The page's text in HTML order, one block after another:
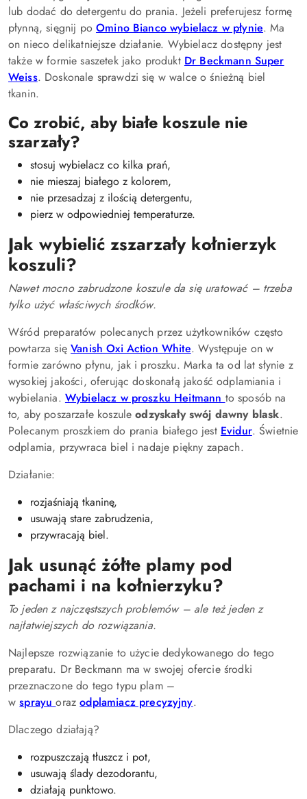
lub dodać do detergentu do prania. Jeżeli preferujesz formę
płynną, sięgnij poOmino Bianco wybielacz w płynie. Ma
on nieco delikatniejsze działanie. Wybielacz dostępny jest
także w formie saszetek jako produkt Dr Beckmann Super
Weiss. Doskonale sprawdzi się w walce o śnieżną biel
tkanin.
Co zrobić, aby białe koszule nie
szarzały?
stosuj wybielacz co kilka prań,
nie mieszaj białego z kolorem,
nie przesadzaj z ilością detergentu,
pierz w odpowiedniej temperaturze.
Jak wybielić zszarzały kołnierzyk
koszuli?
Nawet mocno zabrudzone koszule da się uratować – trzeba
tylko użyć właściwych środków.
Wśród preparatów polecanych przez użytkowników często
powtarza sięVanish Oxi Action White. Występuje on w
formie zarówno płynu, jak i proszku. Marka ta od lat słynie z
wysokiej jakości, oferując doskonałą jakość odplamiania i
wybielania. Wybielacz w proszku Heitmann to sposób na
to, aby poszarzałe koszuleodzyskały swój dawny blask.
Polecanym proszkiem do prania białego jest Evidur. Świetnie
odplamia, przywraca biel i nadaje piękny zapach.
Działanie:
rozjaśniają tkaninę,
usuwają stare zabrudzenia,
przywracają biel.
Jak usunąć żółte plamy pod
pachami i na kołnierzyku?
To jeden z najczęstszych problemów – ale też jeden z
najłatwiejszych do rozwiązania.
Najlepsze rozwiązanie to użycie dedykowanego do tego
preparatu. Dr Beckmann ma w swojej ofercie środki
przeznaczone do tego typu plam –
wsprayuorazodplamiacz precyzyjny.
Dlaczego działają?
rozpuszczają tłuszcz i pot,
usuwają ślady dezodorantu,
działają punktowo.